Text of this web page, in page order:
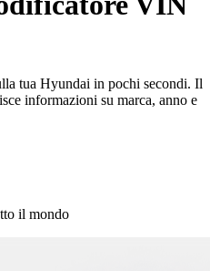
tua Hyundai in pochi secondi. Il
informazioni su marca, anno e
il mondo